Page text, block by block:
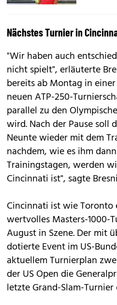
Nächstes Turnier in
"Wir haben auch
nicht spielt", erläuterte
bereits ab Montag in
neuen ATP-250-
parallel zu den
wird. Nach der Pause soll
Neunte wieder mit dem
nachdem, wie es ihm
Trainingstagen, werden
Cincinnati ist", sagte
Cincinnati ist wie
wertvolles Masters-1000-
August in Szene. Der mit
dotierte Event im US-
aktuellem Turnierplan
der US Open die
letzte Grand-Slam-Turnier